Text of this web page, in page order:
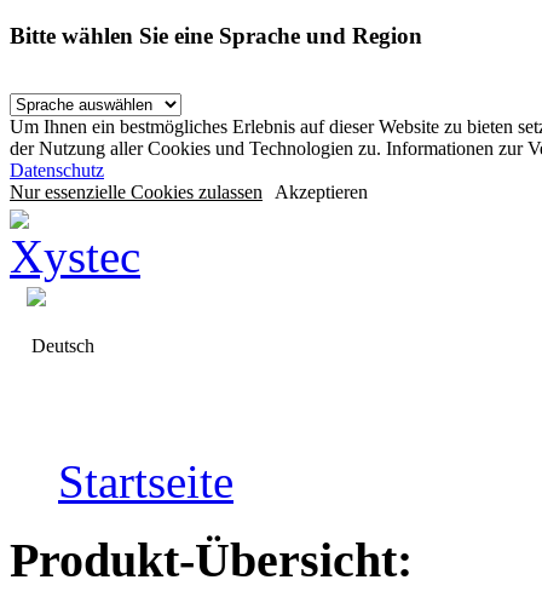
Bitte wählen Sie eine Sprache und Region
Um Ihnen ein bestmögliches Erlebnis auf dieser Website zu bieten
der Nutzung aller Cookies und Technologien zu. Informationen zur
Datenschutz
Nur essenzielle Cookies zulassen Akzeptieren
Deutsch
Startseite
Produkt-Übersicht: